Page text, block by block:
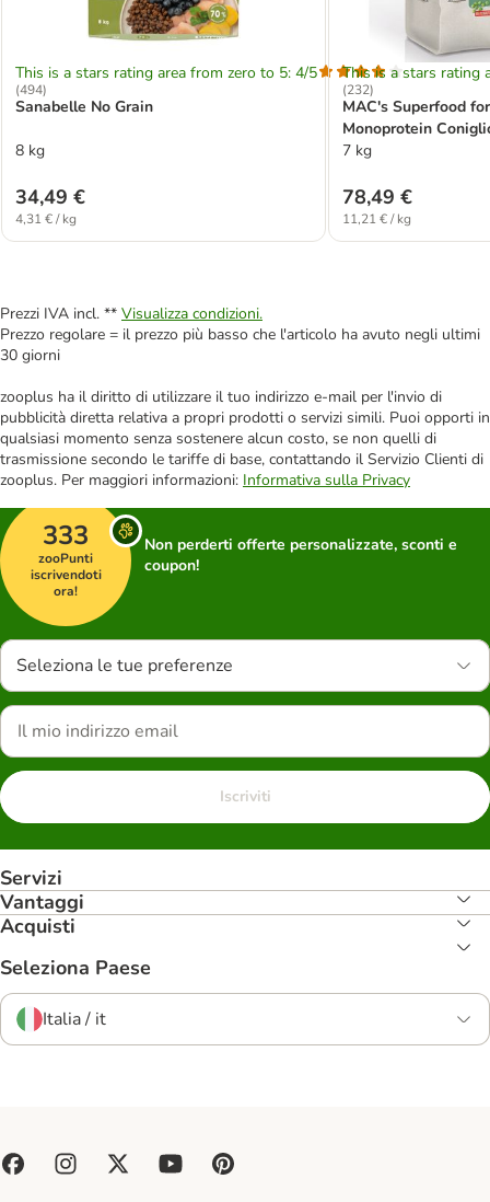
This is a stars rating area from zero to 5: 4/5
(494)
Sanabelle No Grain
8 kg
34,49 €
4,31 € / kg
This is a stars rating
(232)
MAC's Superfood
Monoprotein
gatti
7 kg
78,49 €
11,21 € / kg
Prezzi IVA incl. ** Visualizza condizioni.
Prezzo regolare = il prezzo più basso che l'articolo ha avuto negli ultimi
30 giorni
zooplus ha il diritto di utilizzare il tuo indirizzo e-mail per l'invio di
pubblicità diretta relativa a propri prodotti o servizi simili. Puoi opporti in
qualsiasi momento senza sostenere alcun costo, se non quelli di
trasmissione secondo le tariffe di base, contattando il Servizio Clienti di
zooplus. Per maggiori informazioni: Informativa sulla Privacy
333
zooPunti
iscrivendoti
ora!
Non perderti offerte personalizzate, sconti e
coupon!
Seleziona le tue preferenze
Iscriviti
Servizi
Vantaggi
Acquisti
Seleziona Paese
Italia / it